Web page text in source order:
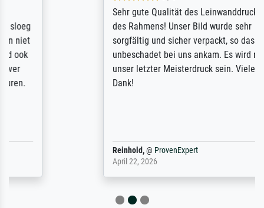
Sehr gute Qualität des Leinwanddrucks und
des Rahmens! Unser Bild wurde sehr
sorgfältig und sicher verpackt, so dass es
unbeschadet bei uns ankam. Es wird nicht
unser letzter Meisterdruck sein. Vielen
ProvenExpert